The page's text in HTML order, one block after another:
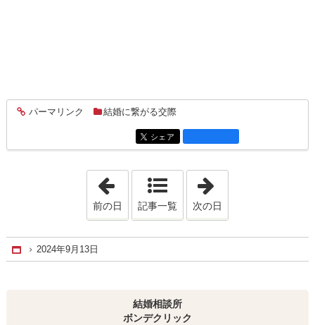
entry2793
パーマリンク 結婚に繋がる交際
entry2793
シェア
「2024年8月16日」
前の日 記事一覧 次の日
Home
2024年9月13日
結婚相談所
ボンデクリック